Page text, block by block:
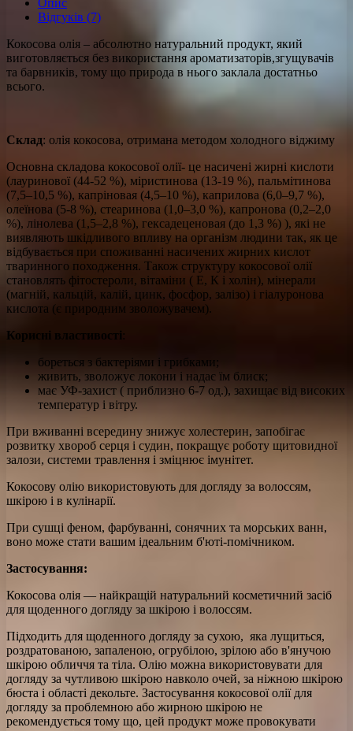
Опис
Відгуків (7)
Кокосова олія – абсолютно натуральний продукт, який
виготовляється без використання ароматизаторів,згущувачів
та барвників, тому що природа в нього заклала достатньо
всього.
Склад: олія кокосова, отримана методом холодного віджиму
Основна складова кокосової олії- це насичені жирні кислоти
(лауринової (44-52 %), міристинова (13-19 %), пальмітинова
(7,5–10,5 %), капріновая (4,5–10 %), каприлова (6,0–9,7 %),
олеїнова (5-8 %), стеаринова (1,0–3,0 %), капронова (0,2–2,0
%), лінолева (1,5–2,8 %), гексадеценовая (до 1,3 %) ), які не
виявляють шкідливого впливу на організм людини так, як це
відбувається при споживанні насичених жирних кислот
тваринного походження. Також структуру кокосової олії
становлять фітостероли, вітаміни ( Е, К і холін), мінерали
(магній, кальцій, калій, цинк, фосфор, залізо) і гіалуронова
кислота (є природним зволожувачем).
Корисні властивості:
бореться з бактеріями і грибками;
живить, зволожує локони і надає їм блиск;
має УФ-захист ( приблизно 6-7 од.), захищає від високих
температур і вітру.
При вживанні всередину знижує холестерин, запобігає
розвитку хвороб серця і судин, покращує роботу щитовидної
залози, системи травлення і зміцнює імунітет.
Кокосову олію використовують для догляду за волоссям,
шкірою і в кулінарії.
При сушці феном, фарбуванні, сонячних та морських ванн,
воно може стати вашим ідеальним б'юті-помічником.
Застосування:
Кокосова олія — найкращій натуральний косметичний засіб
для щоденного догляду за шкірою і волоссям.
Підходить для щоденного догляду за сухою, яка лущиться,
роздратованою, запаленою, огрубілою, зрілою або в'янучою
шкірою обличчя та тіла. Олію можна використовувати для
догляду за чутливою шкірою навколо очей, за ніжною шкірою
бюста і області декольте. Застосування кокосової олії для
догляду за проблемною або жирною шкірою не
рекомендується тому що, цей продукт може провокувати